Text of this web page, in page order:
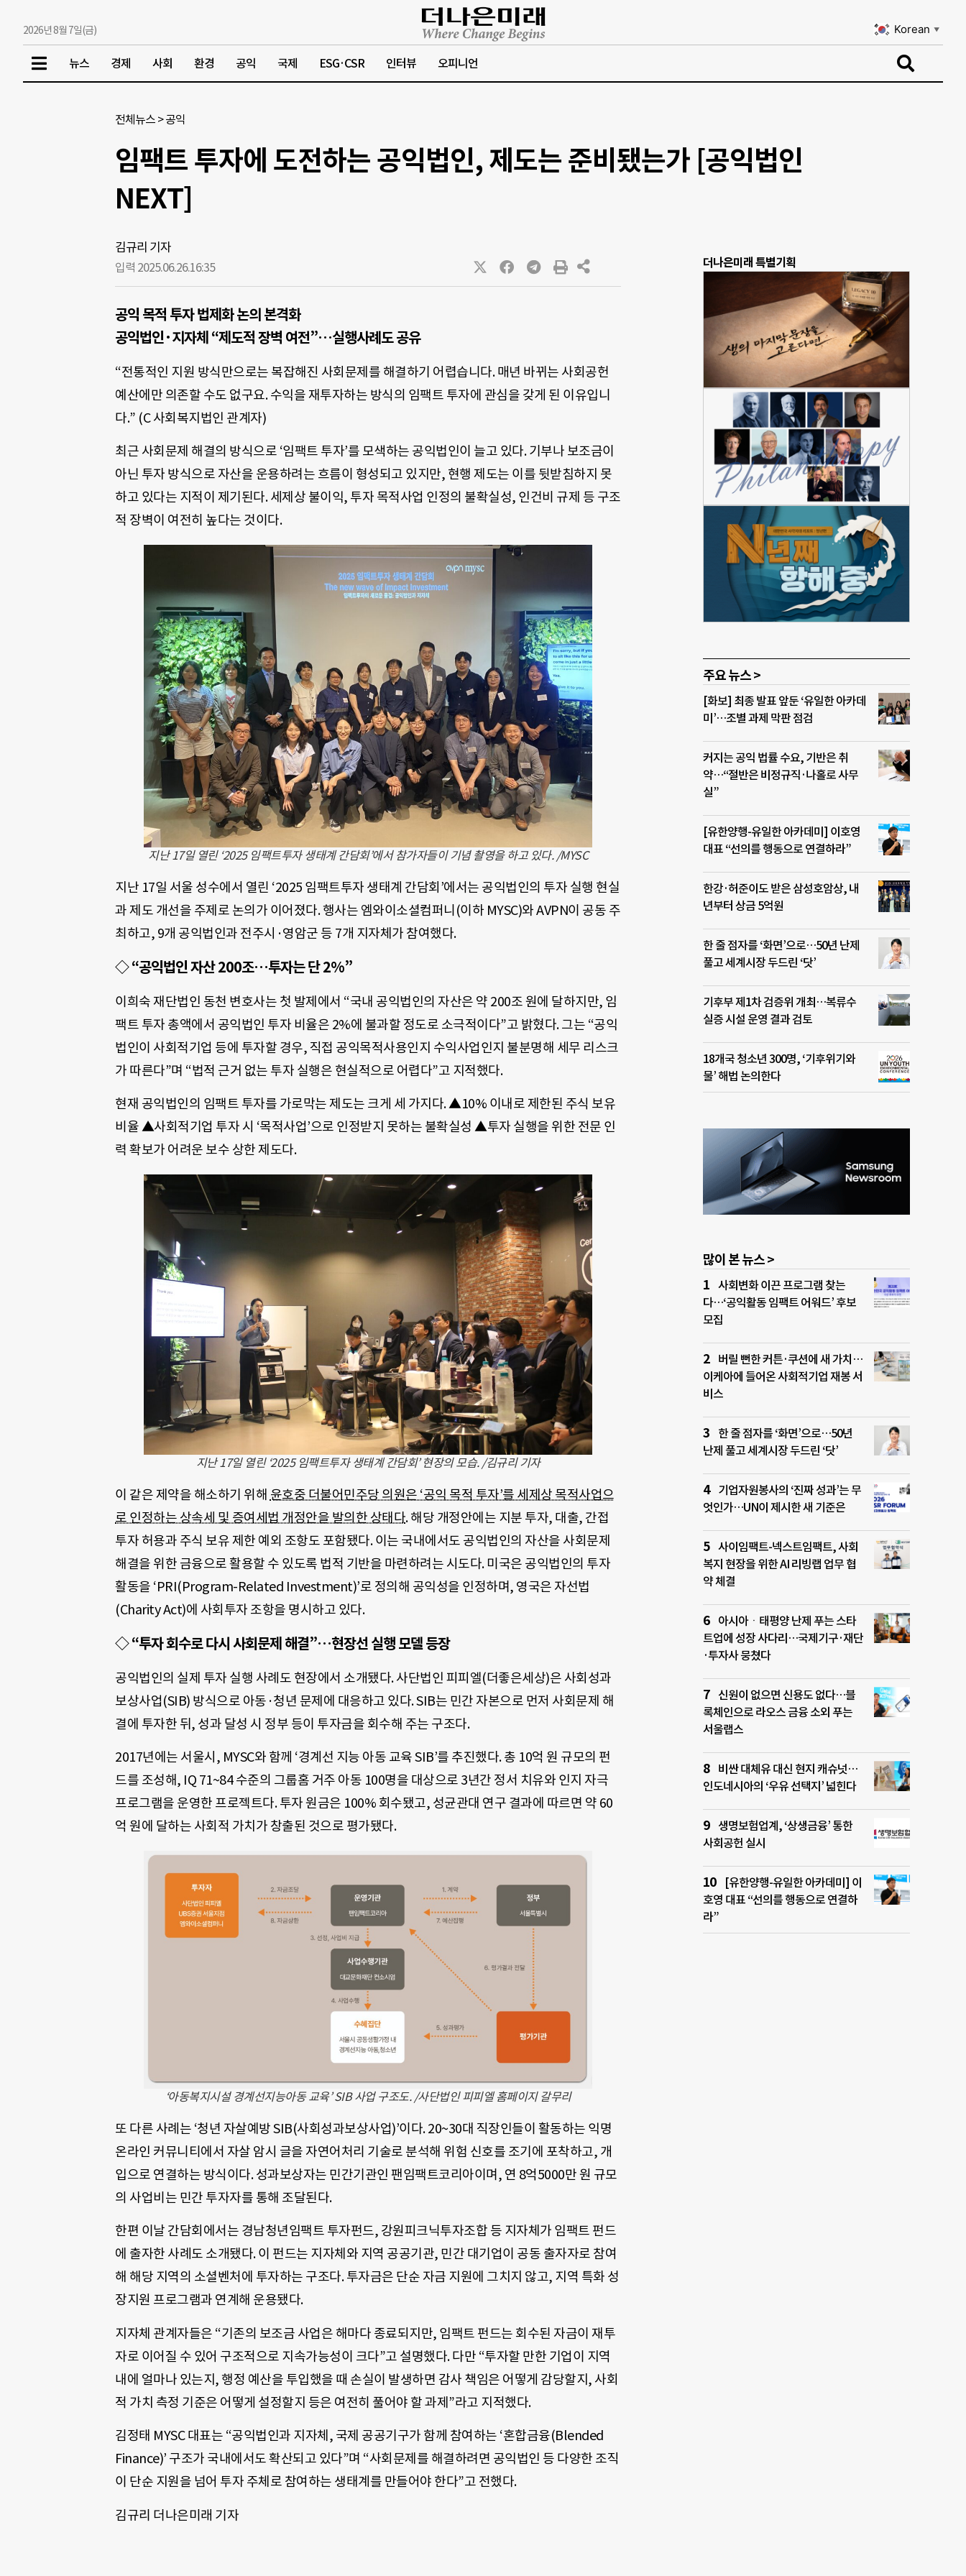
2026년 8월 7일(금) Korean ▼
뉴스 경제 사회 환경 공익 국제 ESG·CSR 인터뷰 오피니언
전체뉴스 >공익
임팩트 투자에 도전하는 공익법인, 제도는 준비됐는가 [공익법인
NEXT]
김규리 기자
입력 2025.06.26.16:35
공익 목적 투자 법제화 논의 본격화
공익법인·지자체 “제도적 장벽 여전”…실행사례도 공유
“전통적인 지원 방식만으로는 복잡해진 사회문제를 해결하기 어렵습니다. 매년 바뀌는 사회공헌
예산에만 의존할 수도 없구요. 수익을 재투자하는 방식의 임팩트 투자에 관심을 갖게 된 이유입니
다.” (C 사회복지법인 관계자)
최근 사회문제 해결의 방식으로 ‘임팩트 투자’를 모색하는 공익법인이 늘고 있다. 기부나 보조금이
아닌 투자 방식으로 자산을 운용하려는 흐름이 형성되고 있지만, 현행 제도는 이를 뒷받침하지 못
하고 있다는 지적이 제기된다. 세제상 불이익, 투자 목적사업 인정의 불확실성, 인건비 규제 등 구조
적 장벽이 여전히 높다는 것이다.
지난 17일 열린 ‘2025 임팩트투자 생태계 간담회’에서 참가자들이 기념 촬영을 하고 있다. /MYSC
지난 17일 서울 성수에서 열린 ‘2025 임팩트투자 생태계 간담회’에서는 공익법인의 투자 실행 현실
과 제도 개선을 주제로 논의가 이어졌다. 행사는 엠와이소셜컴퍼니(이하 MYSC)와 AVPN이 공동 주
최하고, 9개 공익법인과 전주시·영암군 등 7개 지자체가 참여했다.
◇ “공익법인 자산 200조…투자는 단 2%”
이희숙 재단법인 동천 변호사는 첫 발제에서 “국내 공익법인의 자산은 약 200조 원에 달하지만, 임
팩트 투자 총액에서 공익법인 투자 비율은 2%에 불과할 정도로 소극적이다”고 밝혔다. 그는 “공익
법인이 사회적기업 등에 투자할 경우, 직접 공익목적사용인지 수익사업인지 불분명해 세무 리스크
가 따른다”며 “법적 근거 없는 투자 실행은 현실적으로 어렵다”고 지적했다.
현재 공익법인의 임팩트 투자를 가로막는 제도는 크게 세 가지다. ▲10% 이내로 제한된 주식 보유
비율 ▲사회적기업 투자 시 ‘목적사업’으로 인정받지 못하는 불확실성 ▲투자 실행을 위한 전문 인
력 확보가 어려운 보수 상한 제도다.
지난 17일 열린 ‘2025 임팩트투자 생태계 간담회’ 현장의 모습. /김규리 기자
이 같은 제약을 해소하기 위해 윤호중 더불어민주당 의원은 ‘공익 목적 투자’를 세제상 목적사업으
로 인정하는 상속세 및 증여세법 개정안을 발의한 상태다. 해당 개정안에는 지분 투자, 대출, 간접
투자 허용과 주식 보유 제한 예외 조항도 포함됐다. 이는 국내에서도 공익법인의 자산을 사회문제
해결을 위한 금융으로 활용할 수 있도록 법적 기반을 마련하려는 시도다. 미국은 공익법인의 투자
활동을 ‘PRI(Program-Related Investment)’로 정의해 공익성을 인정하며, 영국은 자선법
(Charity Act)에 사회투자 조항을 명시하고 있다.
◇ “투자 회수로 다시 사회문제 해결”…현장선 실행 모델 등장
공익법인의 실제 투자 실행 사례도 현장에서 소개됐다. 사단법인 피피엘(더좋은세상)은 사회성과
보상사업(SIB) 방식으로 아동·청년 문제에 대응하고 있다. SIB는 민간 자본으로 먼저 사회문제 해
결에 투자한 뒤, 성과 달성 시 정부 등이 투자금을 회수해 주는 구조다.
2017년에는 서울시, MYSC와 함께 ‘경계선 지능 아동 교육 SIB’를 추진했다. 총 10억 원 규모의 펀
드를 조성해, IQ 71~84 수준의 그룹홈 거주 아동 100명을 대상으로 3년간 정서 치유와 인지 자극
프로그램을 운영한 프로젝트다. 투자 원금은 100% 회수됐고, 성균관대 연구 결과에 따르면 약 60
억 원에 달하는 사회적 가치가 창출된 것으로 평가됐다.
‘아동복지시설 경계선지능아동 교육’ SIB 사업 구조도. /사단법인 피피엘 홈페이지 갈무리
또 다른 사례는 ‘청년 자살예방 SIB(사회성과보상사업)’이다. 20~30대 직장인들이 활동하는 익명
온라인 커뮤니티에서 자살 암시 글을 자연어처리 기술로 분석해 위험 신호를 조기에 포착하고, 개
입으로 연결하는 방식이다. 성과보상자는 민간기관인 팬임팩트코리아이며, 연 8억5000만 원 규모
의 사업비는 민간 투자자를 통해 조달된다.
한편 이날 간담회에서는 경남청년임팩트 투자펀드, 강원피크닉투자조합 등 지자체가 임팩트 펀드
에 출자한 사례도 소개됐다. 이 펀드는 지자체와 지역 공공기관, 민간 대기업이 공동 출자자로 참여
해 해당 지역의 소셜벤처에 투자하는 구조다. 투자금은 단순 자금 지원에 그치지 않고, 지역 특화 성
장지원 프로그램과 연계해 운용됐다.
지자체 관계자들은 “기존의 보조금 사업은 해마다 종료되지만, 임팩트 펀드는 회수된 자금이 재투
자로 이어질 수 있어 구조적으로 지속가능성이 크다”고 설명했다. 다만 “투자할 만한 기업이 지역
내에 얼마나 있는지, 행정 예산을 투입했을 때 손실이 발생하면 감사 책임은 어떻게 감당할지, 사회
적 가치 측정 기준은 어떻게 설정할지 등은 여전히 풀어야 할 과제”라고 지적했다.
김정태 MYSC 대표는 “공익법인과 지자체, 국제 공공기구가 함께 참여하는 ‘혼합금융(Blended
Finance)’ 구조가 국내에서도 확산되고 있다”며 “사회문제를 해결하려면 공익법인 등 다양한 조직
이 단순 지원을 넘어 투자 주체로 참여하는 생태계를 만들어야 한다”고 전했다.
김규리 더나은미래 기자
더나은미래 특별기획
주요 뉴스 >
[화보] 최종 발표 앞둔 ‘유일한 아카데
미’…조별 과제 막판 점검
커지는 공익 법률 수요, 기반은 취
약…“절반은 비정규직·나홀로 사무
실”
[유한양행-유일한 아카데미] 이호영
대표 “선의를 행동으로 연결하라”
한강·허준이도 받은 삼성호암상, 내
년부터 상금 5억원
한 줄 점자를 ‘화면’으로…50년 난제
풀고 세계시장 두드린 ‘닷’
기후부 제1차 검증위 개최…복류수
실증 시설 운영 결과 검토
18개국 청소년 300명, ‘기후위기와
물’ 해법 논의한다
많이 본 뉴스 >
사회변화 이끈 프로그램 찾는
다…‘공익활동 임팩트 어워드’ 후보
모집
버릴 뻔한 커튼·쿠션에 새 가치…
이케아에 들어온 사회적기업 재봉 서
비스
한 줄 점자를 ‘화면’으로…50년
난제 풀고 세계시장 두드린 ‘닷’
기업자원봉사의 ‘진짜 성과’는 무
엇인가…UN이 제시한 새 기준은
사이임팩트-넥스트임팩트, 사회
복지 현장을 위한 AI 리빙랩 업무 협
약 체결
아시아ㆍ태평양 난제 푸는 스타
트업에 성장 사다리…국제기구·재단
·투자사 뭉쳤다
신원이 없으면 신용도 없다…블
록체인으로 라오스 금융 소외 푸는
서울랩스
비싼 대체유 대신 현지 캐슈넛…
인도네시아의 ‘우유 선택지’ 넓힌다
생명보험업계, ‘상생금융’ 통한
사회공헌 실시
[유한양행-유일한 아카데미] 이
호영 대표 “선의를 행동으로 연결하
라”